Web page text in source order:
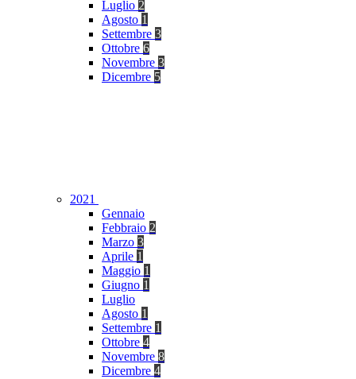
Luglio 2
Agosto 1
Settembre 3
Ottobre 6
Novembre 3
Dicembre 5
2021
Gennaio
Febbraio 2
Marzo 3
Aprile 1
Maggio 1
Giugno 1
Luglio
Agosto 1
Settembre 1
Ottobre 4
Novembre 8
Dicembre 4